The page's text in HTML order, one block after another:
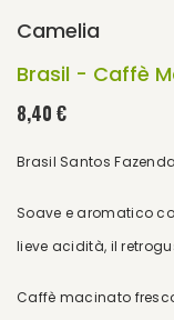
Camelia
Brasil - Caffè
8,40 €
Brasil Santos
Soave e aromatico
lieve acidità, il
Caffè macinato